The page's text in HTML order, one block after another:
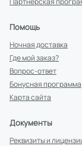
Помощь
Ночная доставка
Где мой заказ?
Вопрос-ответ
Бонусная программа
Карта сайта
Документы
Реквизиты и